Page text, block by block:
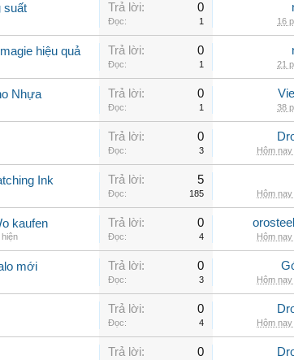
suất Trả lời: 0
Đọc: 1 16
hiệu quả Trả lời: 0
Đọc: 1 21
Nhựa Trả lời: 0
Đọc: 1 38
Trả lời: 0
Đọc: 3 Hôm
Ink Trả lời: 5
Đọc: 185 Hôm
kaufen Trả lời: 0
Đọc: 4 Hôm nay
mới Trả lời: 0
Đọc: 3 Hôm nay
Trả lời: 0
Đọc: 4 Hôm
Trả lời: 0